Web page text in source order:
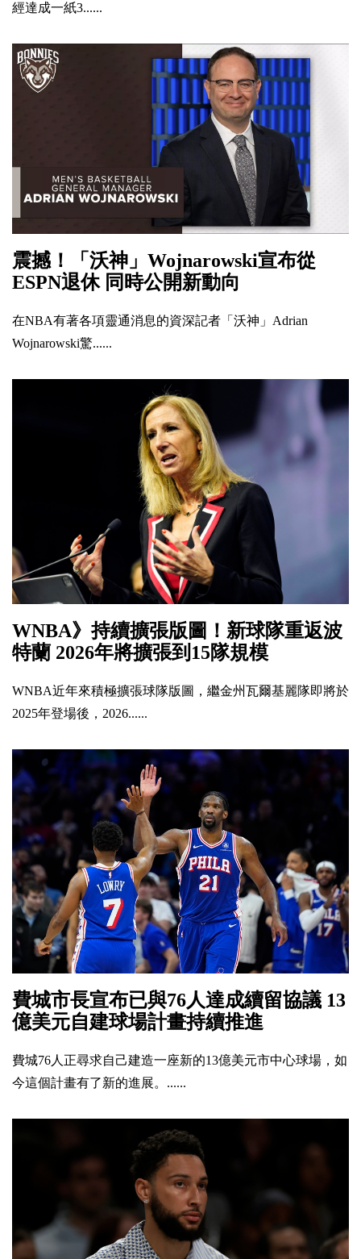
經達成一紙3......
震撼！「沃神」Wojnarowski宣布從
ESPN退休 同時公開新動向
在NBA有著各項靈通消息的資深記者「沃神」Adrian
Wojnarowski驚......
WNBA》持續擴張版圖！新球隊重返波
特蘭 2026年將擴張到15隊規模
WNBA近年來積極擴張球隊版圖，繼金州瓦爾基麗隊即將於
2025年登場後，2026......
費城市長宣布已與76人達成續留協議 13
億美元自建球場計畫持續推進
費城76人正尋求自己建造一座新的13億美元市中心球場，如
今這個計畫有了新的進展。......